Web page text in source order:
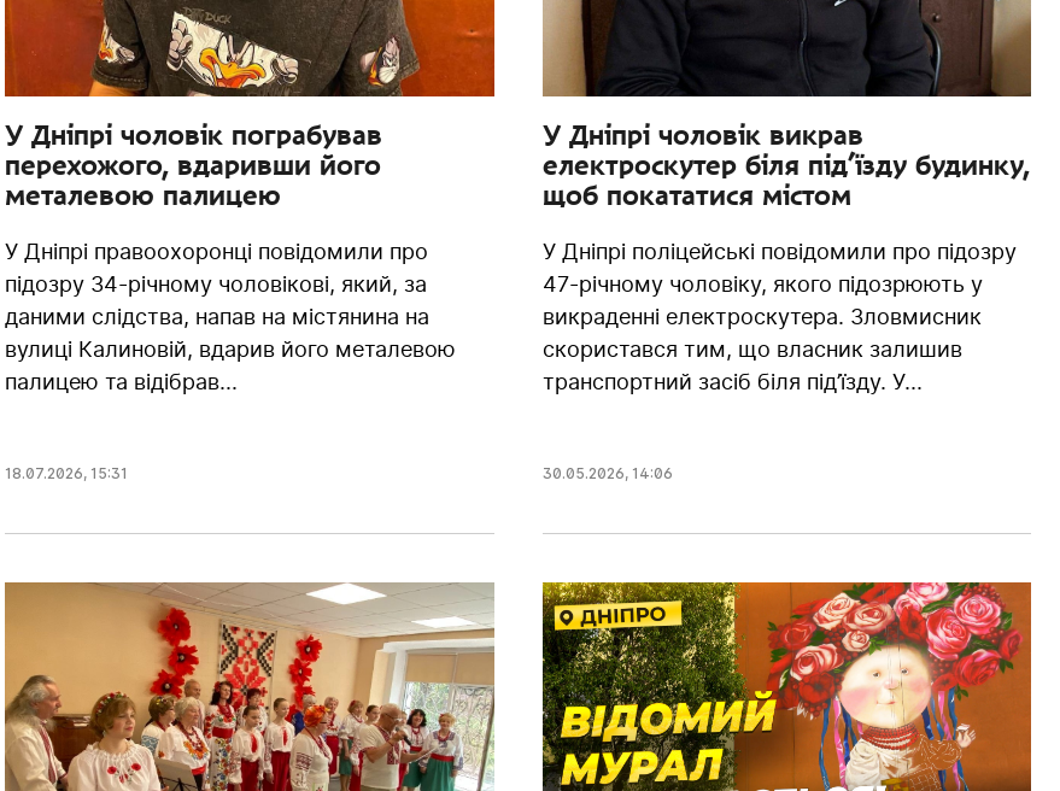
У Дніпрі чоловік пограбував
перехожого, вдаривши його
металевою палицею
У Дніпрі правоохоронці повідомили про
підозру 34-річному чоловікові, який, за
даними слідства, напав на містянина на
вулиці Калиновій, вдарив його металевою
палицею та відібрав...
18.07.2026, 15:31
У Дніпрі чоловік викрав
електроскутер біля під’їзду будинку,
щоб покататися містом
У Дніпрі поліцейські повідомили про підозру
47-річному чоловіку, якого підозрюють у
викраденні електроскутера. Зловмисник
скористався тим, що власник залишив
транспортний засіб біля під’їзду. У...
30.05.2026, 14:06